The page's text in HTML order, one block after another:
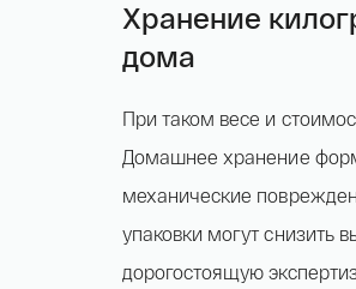
Хранение
дома
При таком весе и
Домашнее хранение
механические
упаковки могут снизить
дорогостоящую